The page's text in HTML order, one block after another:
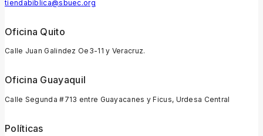
tiendabiblica@sbuec.org
Oficina Quito
Calle Juan Galindez Oe3-11 y Veracruz.
Oficina Guayaquil
Calle Segunda #713 entre Guayacanes y Ficus, Urdesa Central
Políticas